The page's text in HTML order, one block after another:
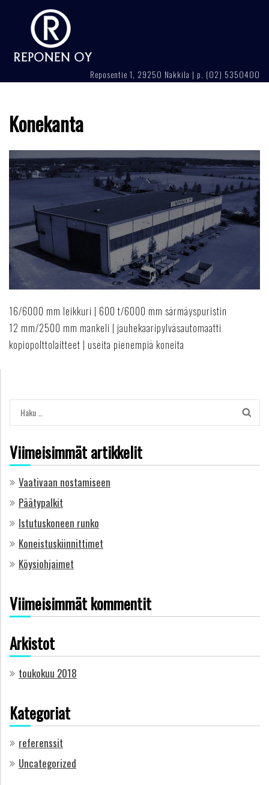
Reposentie 1, 29250 Nakkila | p. (02) 5350400
Konekanta
16/6000 mm leikkuri | 600 t/6000 mm särmäyspuristin
12 mm/2500 mm mankeli | jauhekaaripylväsautomaatti
kopiopolttolaitteet | useita pienempiä koneita
Haku:
Viimeisimmät artikkelit
Vaativaan nostamiseen
Päätypalkit
Istutuskoneen runko
Koneistuskiinnittimet
Köysiohjaimet
Viimeisimmät kommentit
Arkistot
toukokuu 2018
Kategoriat
referenssit
Uncategorized